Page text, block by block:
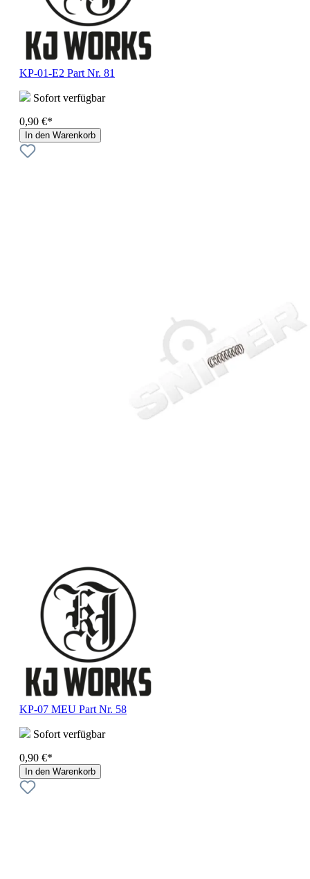
KP-01-E2 Part Nr. 81
Sofort verfügbar
0,90 €*
In den Warenkorb
KP-07 MEU Part Nr. 58
Sofort verfügbar
0,90 €*
In den Warenkorb